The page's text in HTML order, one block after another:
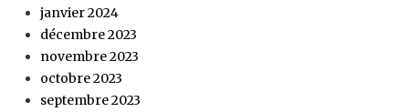
janvier 2024
décembre 2023
novembre 2023
octobre 2023
septembre 2023